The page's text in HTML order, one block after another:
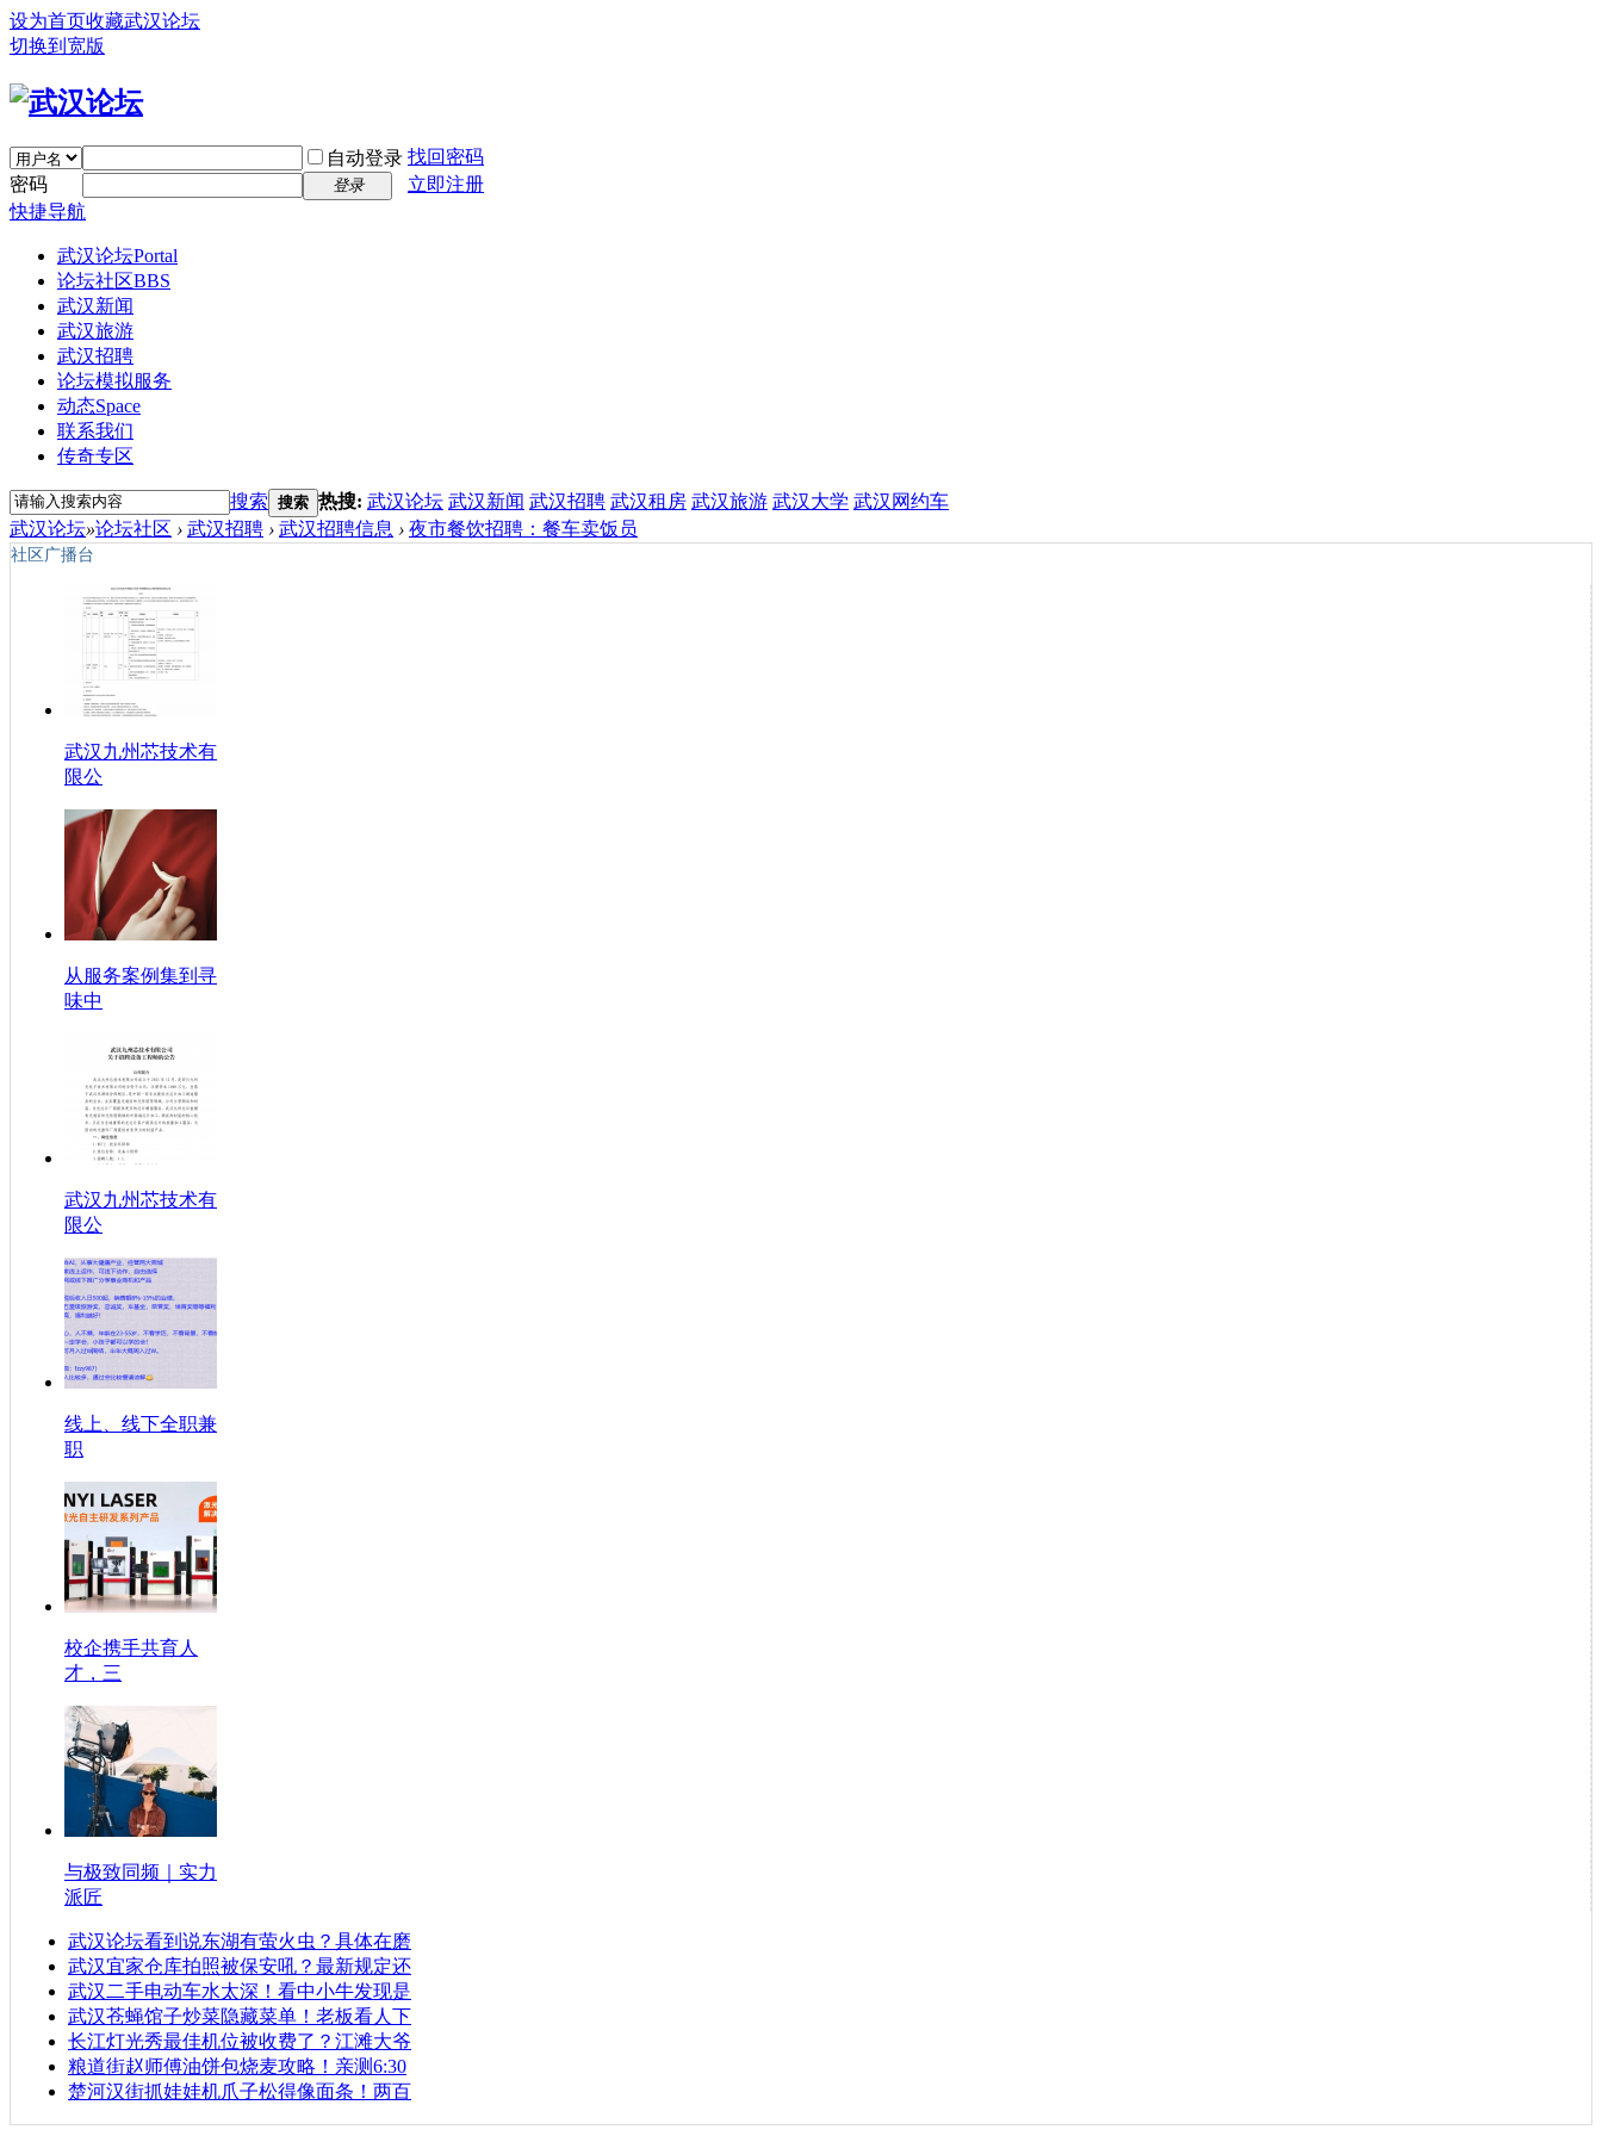
设为首页收藏武汉论坛
切换到宽版
自动登录 找回密码
密码
登录
立即注册
快捷导航
武汉论坛Portal
论坛社区BBS
武汉新闻
武汉旅游
武汉招聘
论坛模拟服务
动态Space
联系我们
传奇专区
搜索 搜索 热搜: 武汉论坛 武汉新闻 武汉招聘 武汉租房 武汉旅游 武汉大学 武汉网约车
武汉论坛»论坛社区 › 武汉招聘 › 武汉招聘信息 › 夜市餐饮招聘：餐车卖饭员
社区广播台
武汉九州芯技术有
限公
从服务案例集到寻
味中
武汉九州芯技术有
限公
线上、线下全职兼
职
校企携手共育人
才，三
与极致同频｜实力
派匠
武汉论坛看到说东湖有萤火虫？具体在磨
武汉宜家仓库拍照被保安吼？最新规定还
武汉二手电动车水太深！看中小牛发现是
武汉苍蝇馆子炒菜隐藏菜单！老板看人下
长江灯光秀最佳机位被收费了？江滩大爷
粮道街赵师傅油饼包烧麦攻略！亲测6:30
楚河汉街抓娃娃机爪子松得像面条！两百